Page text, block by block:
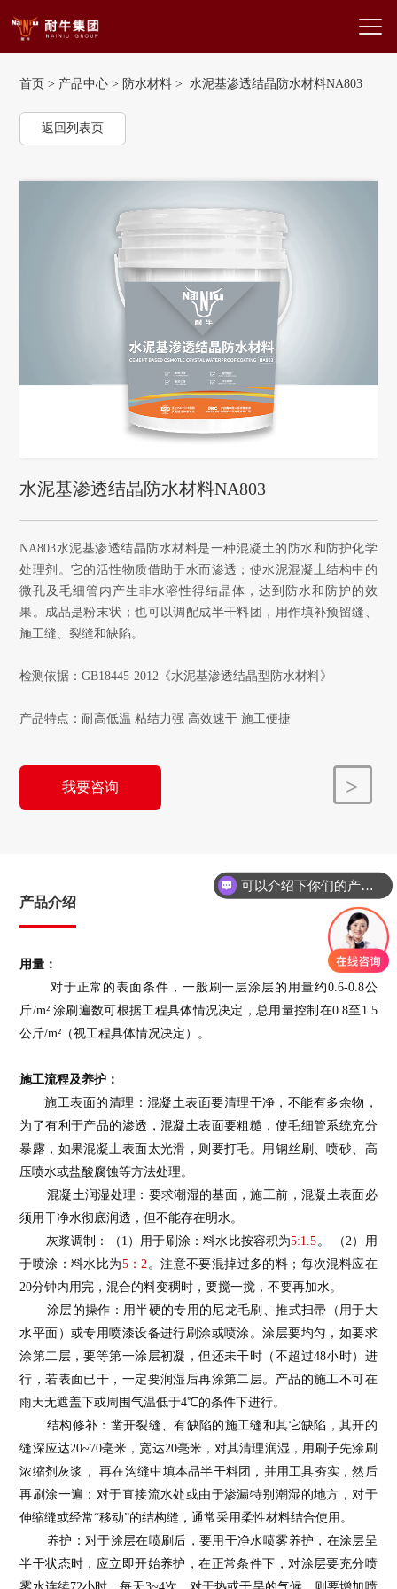
首页 > 产品中心 > 防水材料 > 水泥基渗透结晶防水材料NA803
返回列表页
水泥基渗透结晶防水材料NA803
NA803水泥基渗透结晶防水材料是一种混凝土的防水和防护化学
处理剂。它的活性物质借助于水而渗透；使水泥混凝土结构中的
微孔及毛细管内产生非水溶性得结晶体，达到防水和防护的效
果。成品是粉末状；也可以调配成半干料团，用作填补预留缝、
施工缝、裂缝和缺陷。
检测依据：GB18445-2012《水泥基渗透结晶型防水材料》
产品特点：耐高低温 粘结力强 高效速干 施工便捷
我要咨询 >
产品介绍
用量：
对于正常的表面条件，一般刷一层涂层的用量约0.6-0.8公
斤/m² 涂刷遍数可根据工程具体情况决定，总用量控制在0.8至1.5
公斤/m²（视工程具体情况决定） 。
施工流程及养护 ：
施工表面的清理：混凝土表面要清理干净，不能有多余物，
为了有利于产品的渗透，混凝土表面要粗糙，使毛细管系统充分
暴露，如果混凝土表面太光滑，则要打毛。用钢丝刷、喷砂、高
压喷水或盐酸腐蚀等方法处理。
混凝土润湿处理：要求潮湿的基面，施工前，混凝土表面必
须用干净水彻 底润透，但不能存在明水。
灰浆调制：（ 1 ）用于刷涂：料水比按容积为5:1.5。 （2）用
于喷涂：料水比为5：2。注意不要混掉过多的料；每次混料应在
20分钟内用完，混合的料变稠时，要搅一搅，不要再加水。
涂层的操作：用半硬的专用的尼龙毛刷、推式扫帚（用于大
水平面）或专用喷漆设备进行刷涂或喷涂。涂层要均匀，如要求
涂第二层，要等第一涂层初凝，但还未干时（不超过48小时）进
行，若表面已干，一定要润湿后再涂第二层。产品的施工不可在
雨天无遮盖下或周围气温低于4℃的条件下进行。
结构修补：凿开裂缝、有缺陷的施工缝和其它缺陷，其开的
缝深应达20~70毫米，宽达20毫米，对其清理润湿，用刷子先涂刷
浓缩剂灰浆， 再在沟缝中填本品半干料团，并用工具夯实，然后
再刷涂一遍：对于直接流水处或由于渗漏特别潮湿的地方，对于
伸缩缝或经常“移动”的结构缝，通常采用柔性材料结合使用。
养护：对于涂层在喷刷后，要用干净水喷雾养护 ， 在涂层呈
半干状态时，应立即开始养护，在正常条件下，对涂层要充分喷
可以介绍下你们的产品么